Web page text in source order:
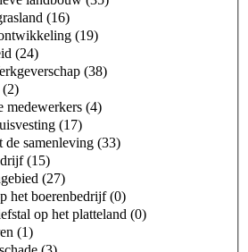
Kruidenrijk grasland (16)
Scholing en ontwikkeling (19)
Mentale fitheid (24)
Arbeid en Werkgeverschap (38)
Robotisering (2)
Internationale medewerkers (4)
Agrarische huisvesting (17)
Interactie met de samenleving (33)
Vrouw & Bedrijf (15)
Veilig Buitengebied (27)
Drugsafval op het boerenbedrijf (0)
Inbraak en diefstal op het platteland (0)
Veilig verhuren (1)